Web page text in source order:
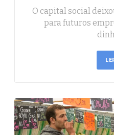
O capital social
para futuros